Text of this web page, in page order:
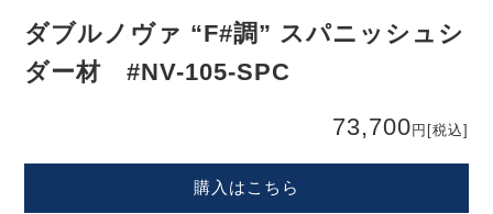
ダブルノヴァ “F#調” スパニッシュシ
ダー材 #NV-105-SPC
73,700 円 [税込]
購入はこちら